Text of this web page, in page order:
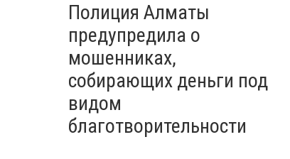
Полиция Алматы
предупредила о
мошенниках,
собирающих деньги под
видом
благотворительности